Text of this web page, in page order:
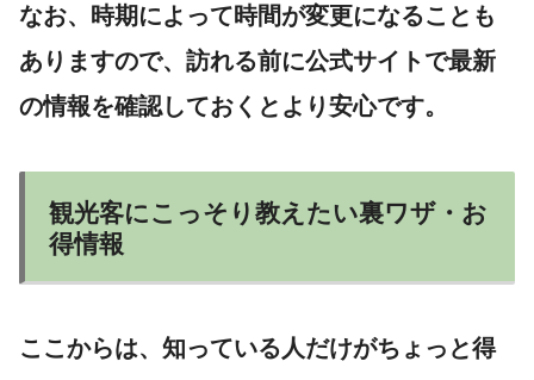
なお、時期によって時間が変更になることも
ありますので、訪れる前に公式サイトで最新
の情報を確認しておくとより安心です。
観光客にこっそり教えたい裏ワザ・お
得情報
ここからは、知っている人だけがちょっと得